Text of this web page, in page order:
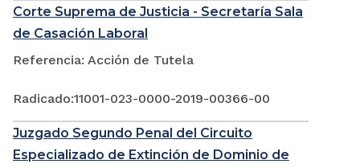
Corte Suprema de Justicia - Secretaría Sala
de Casación Laboral
Referencia: Acción de Tutela
Radicado:11001-023-0000-2019-00366-00
Juzgado Segundo Penal del Circuito
Especializado de Extinción de Dominio de